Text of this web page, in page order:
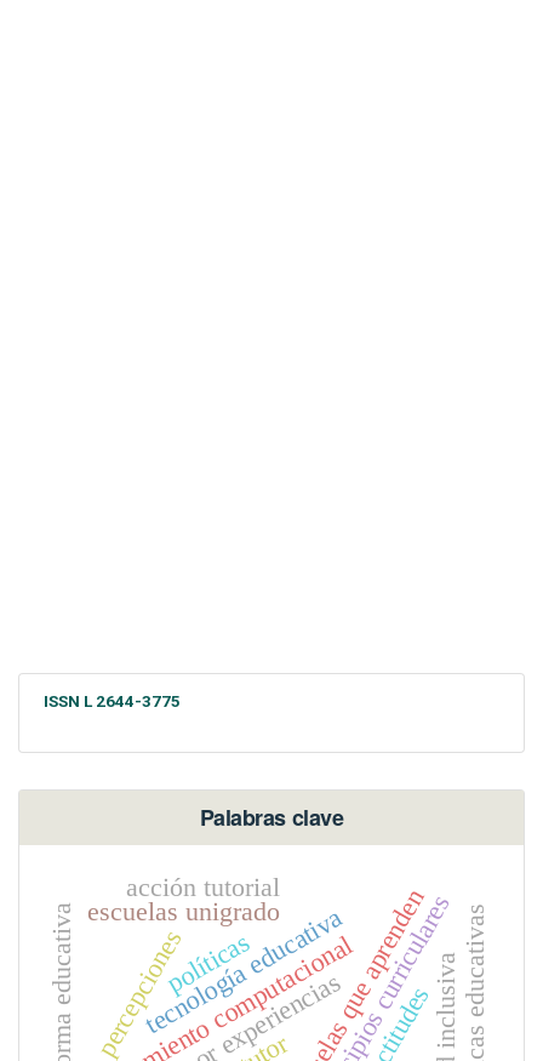
ISSN L 2644-3775
Palabras clave
tecnología educativa
percepciones principios curriculares
pensamiento computacionalactitudes
escuelas unigrado
reforma educativa políticas educativas
políticas escuelas que aprenden
acción tutorial